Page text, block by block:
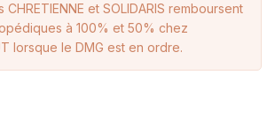
CHRETIENNE et SOLIDARIS remboursent
à 100% et 50% chez
lorsque le DMG est en ordre.